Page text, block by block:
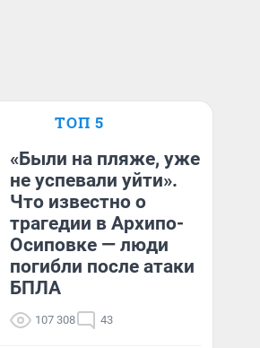
ТОП 5
«Были на пляже, уже
не успевали уйти».
Что известно о
трагедии в Архипо-
Осиповке — люди
погибли после атаки
БПЛА
107 308 43